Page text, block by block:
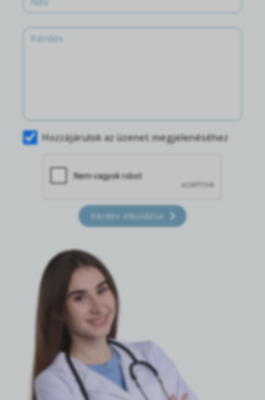
Hozzájárulok az üzenet megjelenéséhez
Kérdés elküldése